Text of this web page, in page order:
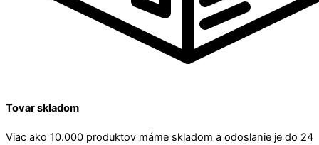
Tovar skladom
Viac ako 10.000 produktov máme skladom a odoslanie je do 24